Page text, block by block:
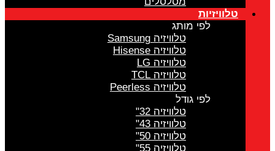
טלוויזיות
לפי מותג
טלוויזיה Samsung
טלוויזיה Hisense
טלוויזיה LG
טלוויזיה TCL
טלוויזיה Peerless
לפי גודל
טלוויזיה 32"
טלוויזיה 43"
טלוויזיה 50"
טלוויזיה 55"